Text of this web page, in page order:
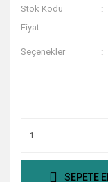
Stok Kodu
Fiyat
Seçenekler
SEPETE